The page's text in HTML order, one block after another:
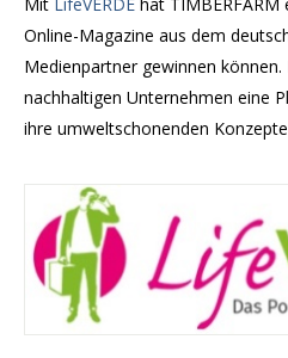
Online-Magazine aus dem
Medienpartner gewinnen
nachhaltigen Unternehmen eine
ihre umweltschonenden